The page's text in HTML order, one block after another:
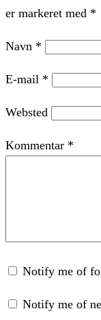
er markeret med *
Navn *
E-mail *
Websted
Kommentar *
Notify me of
Notify me of